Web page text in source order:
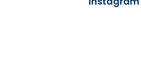
Arquebisbat de